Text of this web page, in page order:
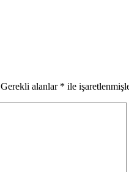
Gerekli alanlar * ile